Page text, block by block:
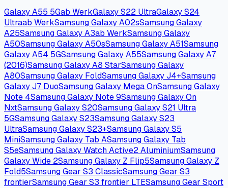
Galaxy A55 5Gab WerkGalaxy S22 UltraGalaxy S24
Ultraab WerkSamsung Galaxy A02sSamsung Galaxy
A25Samsung Galaxy A3ab WerkSamsung Galaxy
A50Samsung Galaxy A50sSamsung Galaxy A51Samsung
Galaxy A54 5GSamsung Galaxy A55Samsung Galaxy A7
(2016)Samsung Galaxy A8 StarSamsung Galaxy
A80Samsung Galaxy FoldSamsung Galaxy J4+Samsung
Galaxy J7 DuoSamsung Galaxy Mega OnSamsung Galaxy
Note 4Samsung Galaxy Note 9Samsung Galaxy On
NxtSamsung Galaxy S20Samsung Galaxy S21 Ultra
5GSamsung Galaxy S23Samsung Galaxy S23
UltraSamsung Galaxy S23+Samsung Galaxy S5
MiniSamsung Galaxy Tab ASamsung Galaxy Tab
S5eSamsung Galaxy Watch Active2 AluminiumSamsung
Galaxy Wide 2Samsung Galaxy Z Flip5Samsung Galaxy Z
Fold5Samsung Gear S3 ClassicSamsung Gear S3
frontierSamsung Gear S3 frontier LTESamsung Gear Sport